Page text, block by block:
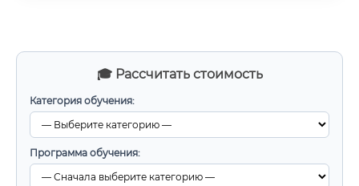
🎓 Рассчитать стоимость
Категория обучения:
Программа обучения: